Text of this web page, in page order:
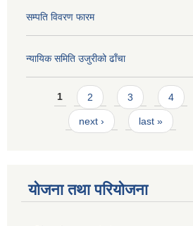
सम्पति विवरण फारम
न्यायिक समिति उजुरीको ढाँचा
Pages
1 2 3 4
next › last »
योजना तथा परियोजना